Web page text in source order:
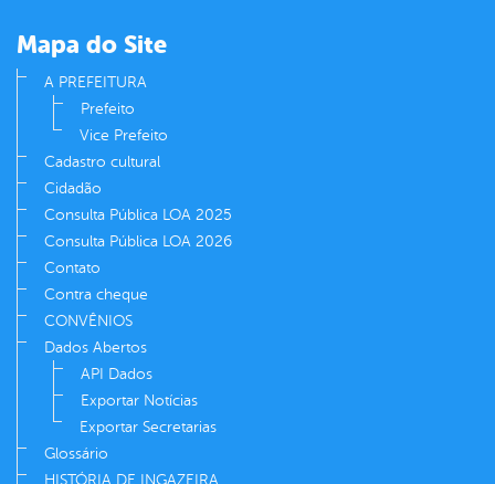
Mapa do Site
A PREFEITURA
Prefeito
Vice Prefeito
Cadastro cultural
Cidadão
Consulta Pública LOA 2025
Consulta Pública LOA 2026
Contato
Contra cheque
CONVÊNIOS
Dados Abertos
API Dados
Exportar Notícias
Exportar Secretarias
Glossário
HISTÓRIA DE INGAZEIRA